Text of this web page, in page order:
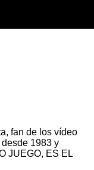
fan de los vídeo
1983 y
JUEGO, ES EL